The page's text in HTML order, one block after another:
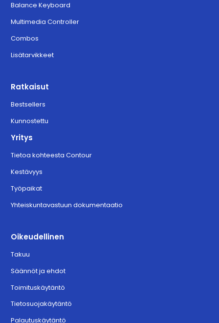
Balance Keyboard
Multimedia Controller
Combos
Lisätarvikkeet
Ratkaisut
Bestsellers
Kunnostettu
Yritys
Tietoa kohteesta Contour
Kestävyys
Työpaikat
Yhteiskuntavastuun dokumentaatio
Oikeudellinen
Takuu
Säännöt ja ehdot
Toimituskäytäntö
Tietosuojakäytäntö
Palautuskäytäntö